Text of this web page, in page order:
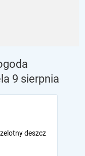
9 sierpnia
deszcz